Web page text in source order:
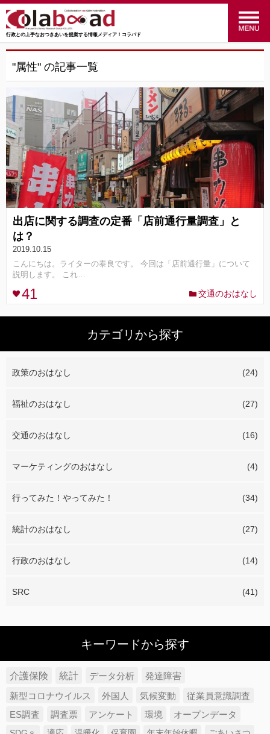
行政との上手なおつきあいを提案する情報メディア！コラバド
menu
交通のおはなし(16)
マーケティングのおはなし (4)
行ってみた！やってみた！(34)
統計のおはなし(27)
行政のおはなし (14)
SRC(41)
"属性" の記事一覧
出店に関する調査の定番「店前通行量調査」と
は？
2019.10.15
こんにちは。ライターの泰良です。 今回は「店前通行量」について
説明します。 これ…
41 交通のおはなし
カテゴリから探す
政策のおはなし (24)
福祉のおはなし (27)
交通のおはなし (16)
マーケティングのおはなし (4)
行ってみた！やってみた！ (34)
統計のおはなし (27)
行政のおはなし (14)
SRC (41)
キーワードから探す
介護保険 統計 データ分析
発達障害
新型コロナウイルス
外国人 気候変動
従業員意識調査
ES調査
調査票 アンケート 環境
オープンデータ